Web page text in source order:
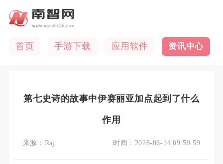
首页 手游下载 应用软件 资讯中心
第七史诗的故事中伊赛丽亚加点起到了什么
作用
来源： Raj 时间： 2026-06-14 09:59:59